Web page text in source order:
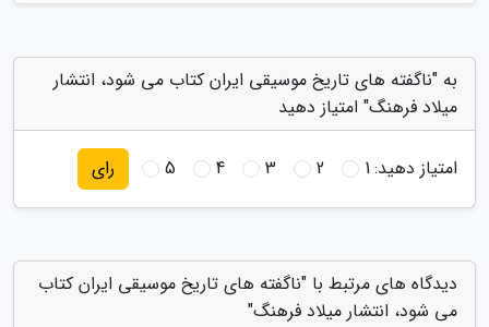
به "ناگفته های تاریخ موسیقی ایران کتاب می شود، انتشار
میلاد فرهنگ" امتیاز دهید
امتیاز دهید:1
2
3
4
5 رای
دیدگاه های مرتبط با "ناگفته های تاریخ موسیقی ایران کتاب
می شود، انتشار میلاد فرهنگ"